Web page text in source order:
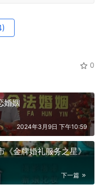
0
婚姻
2024年3月9日 下午10:59
《金牌婚礼服务之星》
下一篇